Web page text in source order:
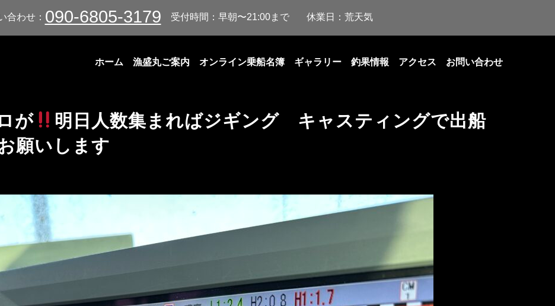
合わせ： 090-6805-3179 受付時間：早朝〜21:00まで 休業日：荒天気
ホーム 漁盛丸ご案内 オンライン乗船名簿 ギャラリー 釣果情報 アクセス お問い合わせ
が
明日人数集まればジギング キャスティングで出船
願いします